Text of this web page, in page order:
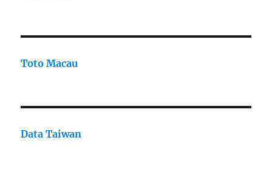
Toto Macau
Data Taiwan